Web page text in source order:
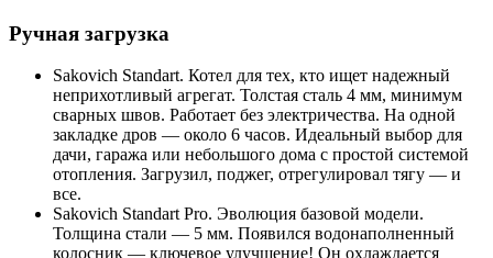
Ручная загрузка
Sakovich Standart. Котел для тех, кто ищет надежный
неприхотливый агрегат. Толстая сталь 4 мм, минимум
сварных швов. Работает без электричества. На одной
закладке дров — около 6 часов. Идеальный выбор для
дачи, гаража или небольшого дома с простой системой
отопления. Загрузил, поджег, отрегулировал тягу — и
все.
Sakovich Standart Pro. Эволюция базовой модели.
Толщина стали — 5 мм. Появился водонаполненный
колосник — ключевое улучшение! Он охлаждается